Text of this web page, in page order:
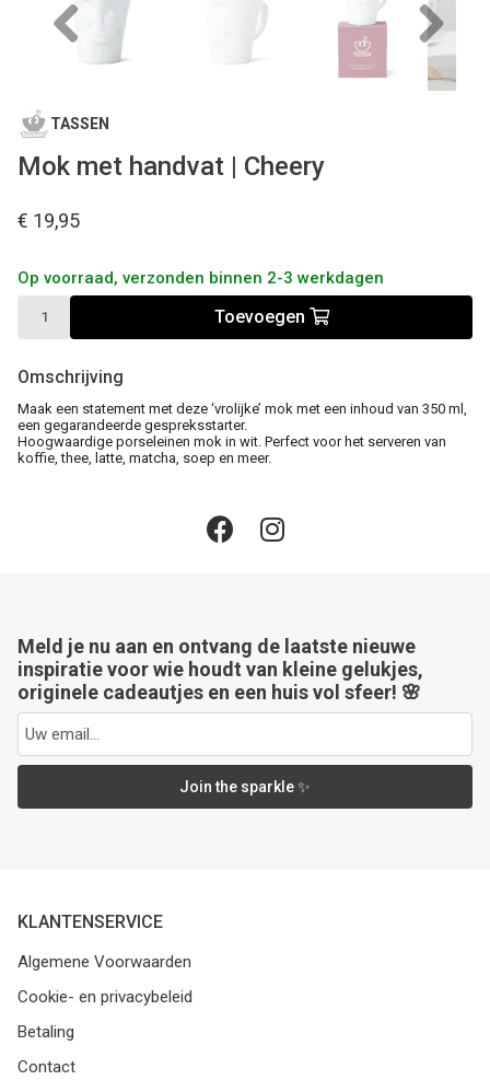
Next
TASSEN
Mok met handvat | Cheery
€ 19,95
Op voorraad, verzonden binnen 2-3 werkdagen
Toevoegen
Omschrijving
Maak een statement met deze ‘vrolijke’ mok met een inhoud van 350 ml,
een gegarandeerde gespreksstarter.
Hoogwaardige porseleinen mok in wit. Perfect voor het serveren van
koffie, thee, latte, matcha, soep en meer.
Meld je nu aan en ontvang de laatste nieuwe
inspiratie voor wie houdt van kleine gelukjes,
originele cadeautjes en een huis vol sfeer! 🌸
Join the sparkle ✨
KLANTENSERVICE
Algemene Voorwaarden
Cookie- en privacybeleid
Betaling
Contact